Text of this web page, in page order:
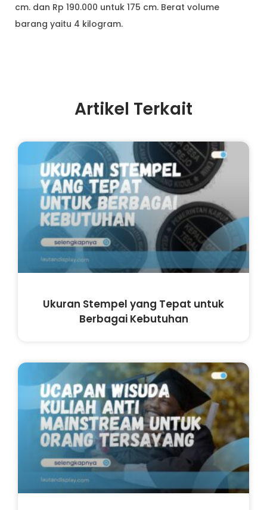
cm. dan Rp 190.000 untuk 175 cm. Berat volume
barang yaitu 4 kilogram.
Artikel Terkait
Ukuran Stempel yang Tepat untuk
Berbagai Kebutuhan